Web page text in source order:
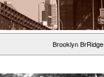
Brooklyn BrRidge